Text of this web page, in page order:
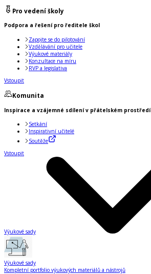
Pro vedení školy
Podpora a řešení pro ředitele škol
Zapojte se do pilotování
Vzdělávání pro učitele
Výukové materiály
Konzultace na míru
RVP a legislativa
Vstoupit
Komunita
Inspirace a vzájemné sdílení v přátelském prostředí
Setkání
Inspirativní učitelé
Soutěže
Vstoupit
Výukové sady
Výukové sady
Kompletní portfolio výukových materiálů a nástrojů